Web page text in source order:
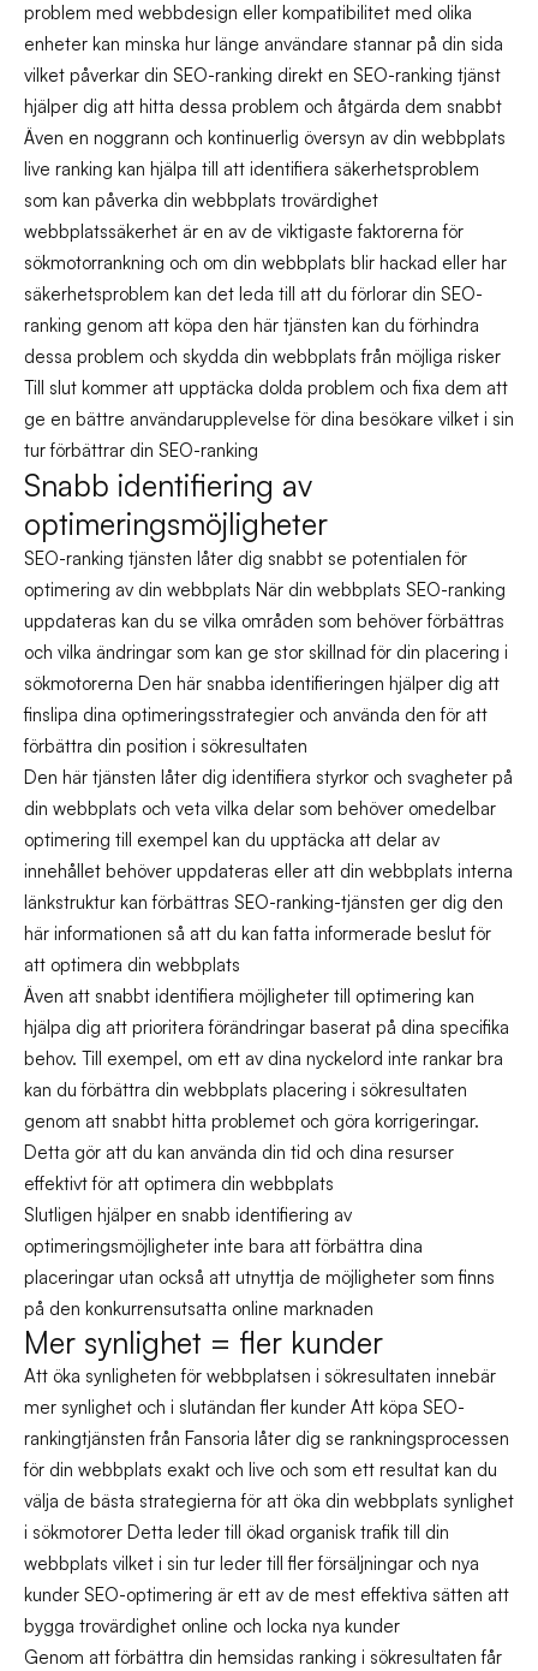
problem med webbdesign eller kompatibilitet med olika
enheter kan minska hur länge användare stannar på din sida
vilket påverkar din SEO-ranking direkt en SEO-ranking tjänst
hjälper dig att hitta dessa problem och åtgärda dem snabbt
Även en noggrann och kontinuerlig översyn av din webbplats
live ranking kan hjälpa till att identifiera säkerhetsproblem
som kan påverka din webbplats trovärdighet
webbplatssäkerhet är en av de viktigaste faktorerna för
sökmotorrankning och om din webbplats blir hackad eller har
säkerhetsproblem kan det leda till att du förlorar din SEO-
ranking genom att köpa den här tjänsten kan du förhindra
dessa problem och skydda din webbplats från möjliga risker
Till slut kommer att upptäcka dolda problem och fixa dem att
ge en bättre användarupplevelse för dina besökare vilket i sin
tur förbättrar din SEO-ranking
Snabb identifiering av
optimeringsmöjligheter
SEO-ranking tjänsten låter dig snabbt se potentialen för
optimering av din webbplats När din webbplats SEO-ranking
uppdateras kan du se vilka områden som behöver förbättras
och vilka ändringar som kan ge stor skillnad för din placering i
sökmotorerna Den här snabba identifieringen hjälper dig att
finslipa dina optimeringsstrategier och använda den för att
förbättra din position i sökresultaten
Den här tjänsten låter dig identifiera styrkor och svagheter på
din webbplats och veta vilka delar som behöver omedelbar
optimering till exempel kan du upptäcka att delar av
innehållet behöver uppdateras eller att din webbplats interna
länkstruktur kan förbättras SEO-ranking-tjänsten ger dig den
här informationen så att du kan fatta informerade beslut för
att optimera din webbplats
Även att snabbt identifiera möjligheter till optimering kan
hjälpa dig att prioritera förändringar baserat på dina specifika
behov. Till exempel, om ett av dina nyckelord inte rankar bra
kan du förbättra din webbplats placering i sökresultaten
genom att snabbt hitta problemet och göra korrigeringar.
Detta gör att du kan använda din tid och dina resurser
effektivt för att optimera din webbplats
Slutligen hjälper en snabb identifiering av
optimeringsmöjligheter inte bara att förbättra dina
placeringar utan också att utnyttja de möjligheter som finns
på den konkurrensutsatta online marknaden
Mer synlighet = fler kunder
Att öka synligheten för webbplatsen i sökresultaten innebär
mer synlighet och i slutändan fler kunder Att köpa SEO-
rankingtjänsten från Fansoria låter dig se rankningsprocessen
för din webbplats exakt och live och som ett resultat kan du
välja de bästa strategierna för att öka din webbplats synlighet
i sökmotorer Detta leder till ökad organisk trafik till din
webbplats vilket i sin tur leder till fler försäljningar och nya
kunder SEO-optimering är ett av de mest effektiva sätten att
bygga trovärdighet online och locka nya kunder
Genom att förbättra din hemsidas ranking i sökresultaten får